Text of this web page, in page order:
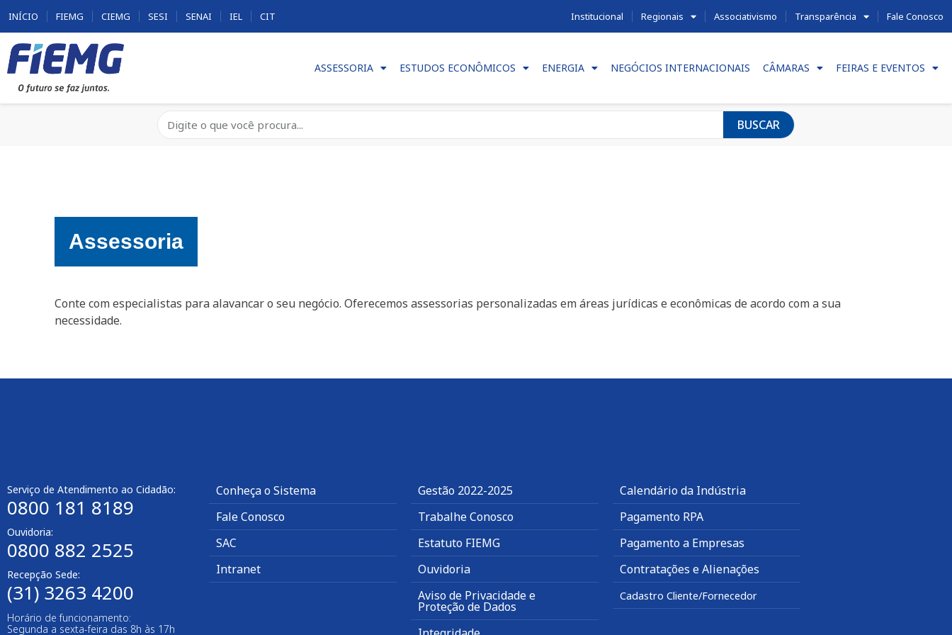
INÍCIO FIEMG CIEMG SESI SENAI IEL CIT Institucional Regionais Associativismo Transparência Fale Conosco
ASSESSORIA ESTUDOS ECONÔMICOS ENERGIA NEGÓCIOS INTERNACIONAIS CÂMARAS FEIRAS E EVENTOS
BUSCAR
Assessoria
Conte com especialistas para alavancar o seu negócio. Oferecemos assessorias personalizadas em áreas jurídicas e econômicas de acordo com a sua
necessidade.
Serviço de Atendimento ao Cidadão:
0800 181 8189
Ouvidoria:
0800 882 2525
Recepção Sede:
(31) 3263 4200
Horário de funcionamento:
Segunda a sexta-feira das 8h às 17h
Conheça o Sistema
Fale Conosco
SAC
Intranet
Gestão 2022-2025
Trabalhe Conosco
Estatuto FIEMG
Ouvidoria
Aviso de Privacidade e
Proteção de Dados
Calendário da Indústria
Pagamento RPA
Pagamento a Empresas
Contratações e Alienações
Cadastro Cliente/Fornecedor